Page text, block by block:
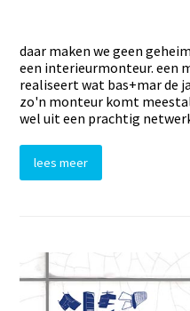
daar maken we geen
een interieurmonteur. een
realiseert wat bas+mar de
zo'n monteur komt
wel uit een prachtig
lees meer